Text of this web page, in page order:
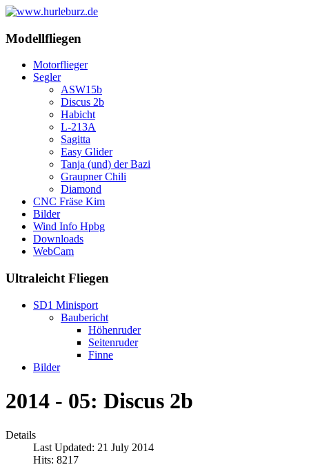
Modellfliegen
Motorflieger
Segler
ASW15b
Discus 2b
Habicht
L-213A
Sagitta
Easy Glider
Tanja (und) der Bazi
Graupner Chili
Diamond
CNC Fräse Kim
Bilder
Wind Info Hpbg
Downloads
WebCam
Ultraleicht Fliegen
SD1 Minisport
Baubericht
Höhenruder
Seitenruder
Finne
Bilder
2014 - 05: Discus 2b
Details
Last Updated: 21 July 2014
Hits: 8217